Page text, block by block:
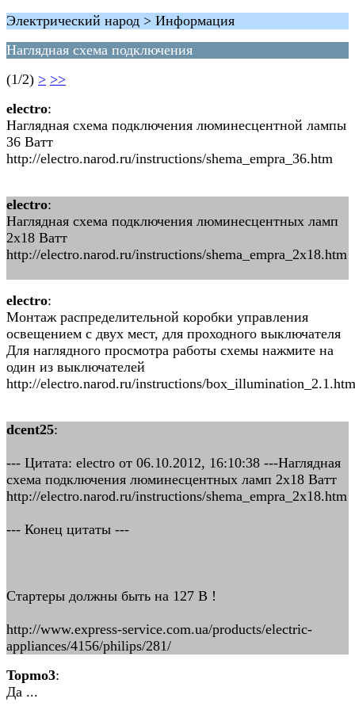
Электрический народ > Информация
Наглядная схема подключения
(1/2) > >>
electro:
Наглядная схема подключения люминесцентной лампы
36 Ватт
http://electro.narod.ru/instructions/shema_empra_36.htm
electro:
Наглядная схема подключения люминесцентных ламп
2x18 Ватт
http://electro.narod.ru/instructions/shema_empra_2x18.htm
electro:
Монтаж распределительной коробки управления
освещением с двух мест, для проходного выключателя
Для наглядного просмотра работы схемы нажмите на
один из выключателей
http://electro.narod.ru/instructions/box_illumination_2.1.htm
dcent25:
--- Цитата: electro от 06.10.2012, 16:10:38 ---Наглядная
схема подключения люминесцентных ламп 2x18 Ватт
http://electro.narod.ru/instructions/shema_empra_2x18.htm
--- Конец цитаты ---
Стартеры должны быть на 127 В !
http://www.express-service.com.ua/products/electric-
appliances/4156/philips/281/
Topmo3:
Да ...